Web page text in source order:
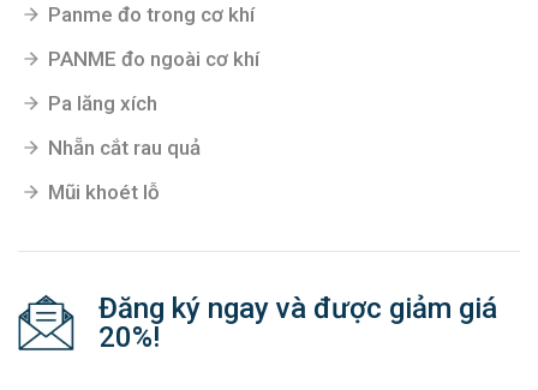
Panme đo trong cơ khí
PANME đo ngoài cơ khí
Pa lăng xích
Nhẵn cắt rau quả
Mũi khoét lỗ
Đăng ký ngay và được giảm giá
20%!